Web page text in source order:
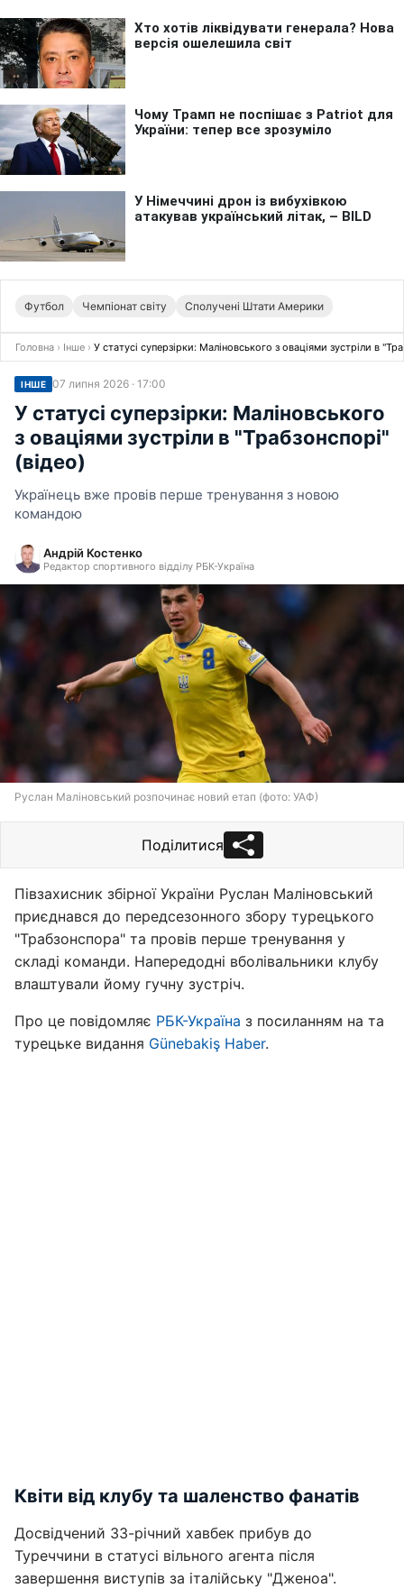
Футбол Чемпіонат світу Сполучені Штати Америки
Головна › Інше › У статусі суперзірки: Маліновського з оваціями зустріли в
ІНШЕ 07 липня 2026 · 17:00
У статусі суперзірки: Маліновського
з оваціями зустріли в "Трабзонспорі"
(відео)
Українець вже провів перше тренування з новою
командою
Андрій Костенко
Редактор спортивного відділу РБК-Україна
Руслан Маліновський розпочинає новий етап (фото: УАФ)
Поділитися
Півзахисник збірної України Руслан Маліновський
приєднався до передсезонного збору турецького
"Трабзонспора" та провів перше тренування у
складі команди. Напередодні вболівальники клубу
влаштували йому гучну зустріч.
Про це повідомляє РБК-Україна з посиланням на та
турецьке видання Günebakiş Haber.
Квіти від клубу та шаленство фанатів
Досвідчений 33-річний хавбек прибув до
Туреччини в статусі вільного агента після
завершення виступів за італійську "Дженоа".